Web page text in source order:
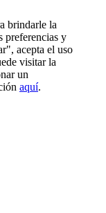
brindarle la
preferencias y
acepta el uso
visitar la
un
aquí.